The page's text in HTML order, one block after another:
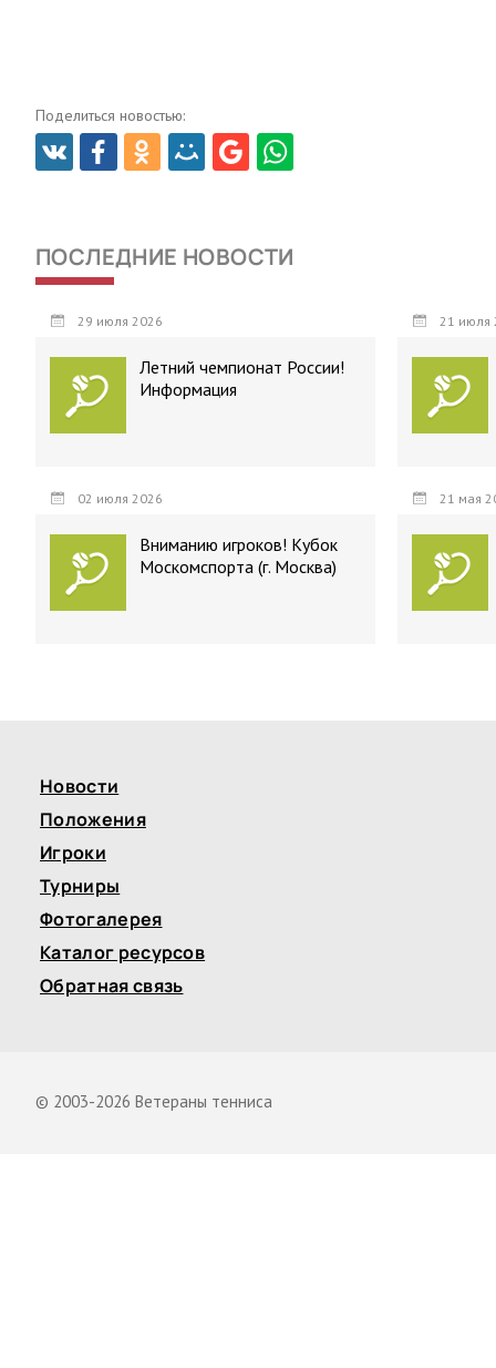
Поделиться новостью:
ПОСЛЕДНИЕ НОВОСТИ
29 июля 2026
Летний чемпионат России!
Информация
21 июля
02 июля 2026
Вниманию игроков! Кубок
Москомспорта (г. Москва)
21 мая
Новости
Положения
Игроки
Турниры
Фотогалерея
Каталог ресурсов
Обратная связь
© 2003-2026 Ветераны тенниса